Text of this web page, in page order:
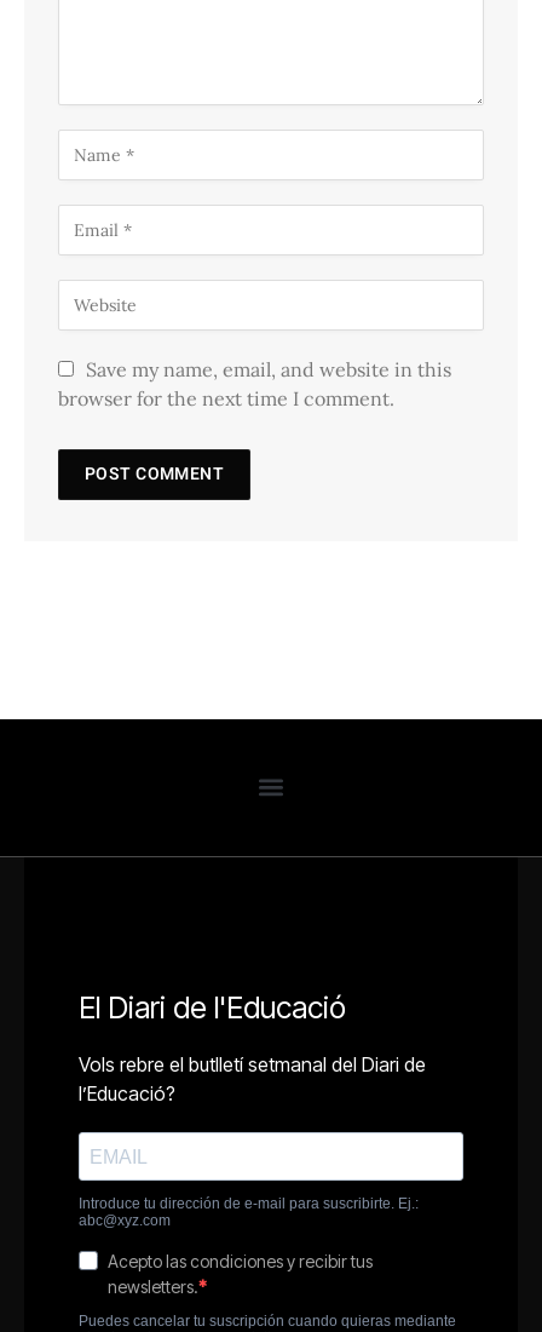
Save my name, email, and website in this
browser for the next time I comment.